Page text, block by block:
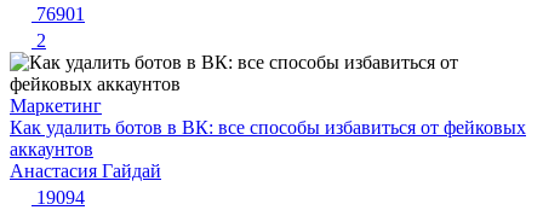
76901
2
Маркетинг
Как удалить ботов в ВК: все способы избавиться от фейковых
аккаунтов
Анастасия Гайдай
19094